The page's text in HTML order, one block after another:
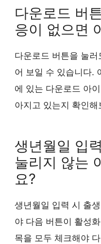
다운로드 버
응이 없으면
다운로드 버튼을 눌
어 보일 수 있습니다.
에 있는 다운로드 아
아지고 있는지 확인해
생년월일 입
눌리지 않는
요?
생년월일 입력 시 출
야 다음 버튼이 활성
목을 모두 체크해야